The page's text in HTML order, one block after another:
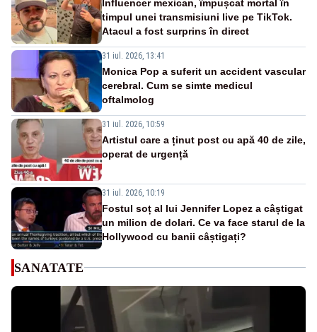
Influencer mexican, împușcat mortal în
timpul unei transmisiuni live pe TikTok.
Atacul a fost surprins în direct
31 iul. 2026, 13:41
Monica Pop a suferit un accident vascular
cerebral. Cum se simte medicul
oftalmolog
31 iul. 2026, 10:59
Artistul care a ținut post cu apă 40 de zile,
operat de urgență
31 iul. 2026, 10:19
Fostul soț al lui Jennifer Lopez a câștigat
un milion de dolari. Ce va face starul de la
Hollywood cu banii câștigați?
SANATATE